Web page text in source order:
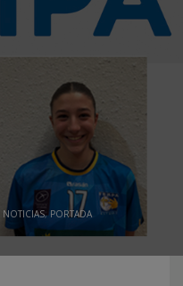
NOTICIAS,PORTADA